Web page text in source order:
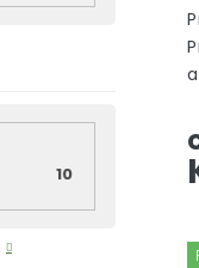
10